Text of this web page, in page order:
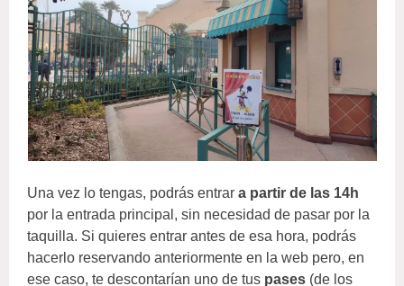
Una vez lo tengas, podrás entrara partir de las 14h
por la entrada principal, sin necesidad de pasar por la
taquilla. Si quieres entrar antes de esa hora, podrás
hacerlo reservando anteriormente en la web pero, en
ese caso, te descontarían uno de tus pases (de los